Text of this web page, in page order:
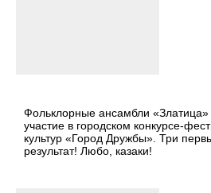
Фольклорные ансамбли
участие в городском конкурсе-
культур «Город Дружбы». Три
результат! Любо, казаки!